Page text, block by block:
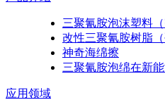
三聚氰胺泡沫塑料（
改性三聚氰胺树脂（
神奇海绵擦
三聚氰胺泡绵在新
应用领域